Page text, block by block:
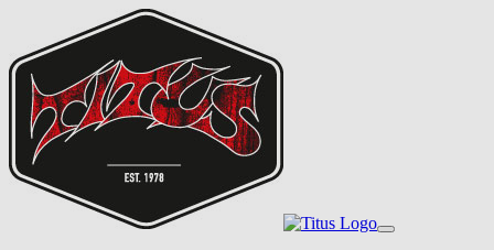
main
content
Toggle